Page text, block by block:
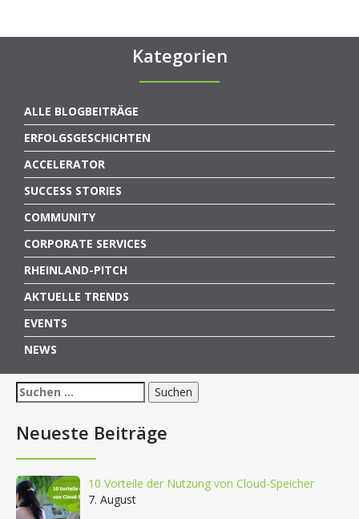
Kategorien
ALLE BLOGBEITRÄGE
ERFOLGSGESCHICHTEN
ACCELERATOR
SUCCESS STORIES
COMMUNITY
CORPORATE SERVICES
RHEINLAND-PITCH
AKTUELLE TRENDS
EVENTS
NEWS
Suchen
nach:
Neueste Beiträge
10 Vorteile der Nutzung von Cloud-Speicher
7. August